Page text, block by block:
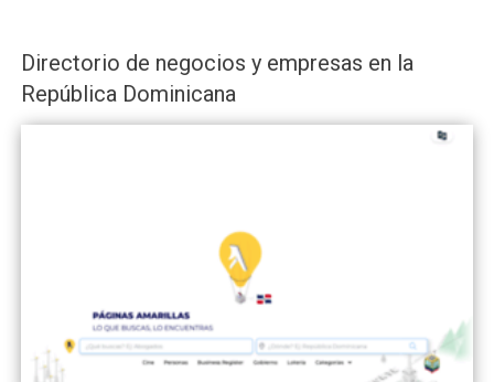
Directorio de negocios y empresas en la
República Dominicana